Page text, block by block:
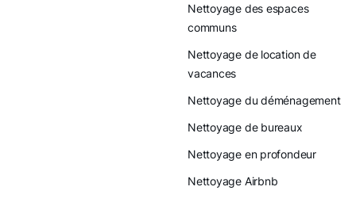
Nettoyage des espaces
communs
Nettoyage de location de
vacances
Nettoyage du déménagement
Nettoyage de bureaux
Nettoyage en profondeur
Nettoyage Airbnb